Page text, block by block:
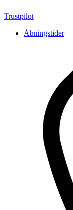
Trustpilot
Åbningstider